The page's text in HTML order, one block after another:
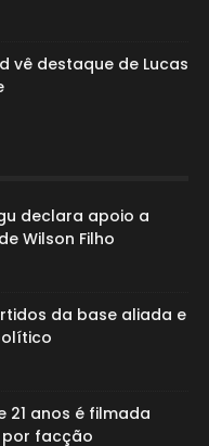
vê destaque de Lucas
declara apoio a
Wilson Filho
da base aliada e
21 anos é filmada
por facção